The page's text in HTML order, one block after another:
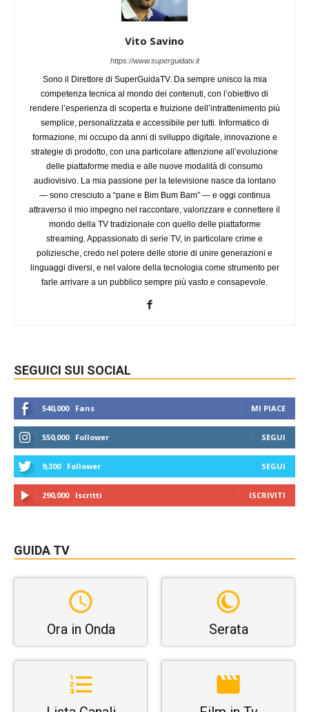
Vito Savino
https://www.superguidatv.it
Sono il Direttore di SuperGuidaTV. Da sempre unisco la mia
competenza tecnica al mondo dei contenuti, con l’obiettivo di
rendere l’esperienza di scoperta e fruizione dell’intrattenimento più
semplice, personalizzata e accessibile per tutti. Informatico di
formazione, mi occupo da anni di sviluppo digitale, innovazione e
strategie di prodotto, con una particolare attenzione all’evoluzione
delle piattaforme media e alle nuove modalità di consumo
audiovisivo. La mia passione per la televisione nasce da lontano
— sono cresciuto a “pane e Bim Bum Bam” — e oggi continua
attraverso il mio impegno nel raccontare, valorizzare e connettere il
mondo della TV tradizionale con quello delle piattaforme
streaming. Appassionato di serie TV, in particolare crime e
poliziesche, credo nel potere delle storie di unire generazioni e
linguaggi diversi, e nel valore della tecnologia come strumento per
farle arrivare a un pubblico sempre più vasto e consapevole.
SEGUICI SUI SOCIAL
540,000 Fans MI PIACE
550,000 Follower SEGUI
9,300 Follower SEGUI
290,000 Iscritti ISCRIVITI
GUIDA TV
Ora in Onda Serata